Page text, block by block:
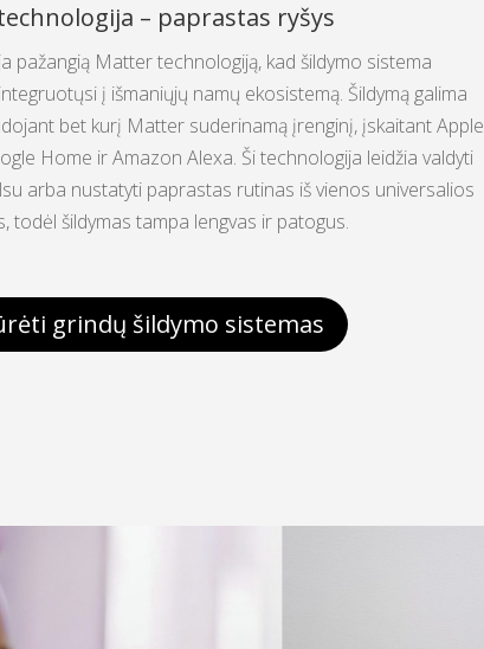
– paprastas ryšys
pažangią Matter technologiją, kad šildymo sistema
į išmaniųjų namų ekosistemą. Šildymą galima
bet kurį Matter suderinamą įrenginį, įskaitant Apple
Home ir Amazon Alexa. Ši technologija leidžia valdyti
arba nustatyti paprastas rutinas iš vienos universalios
todėl šildymas tampa lengvas ir patogus.
grindų šildymo sistemas